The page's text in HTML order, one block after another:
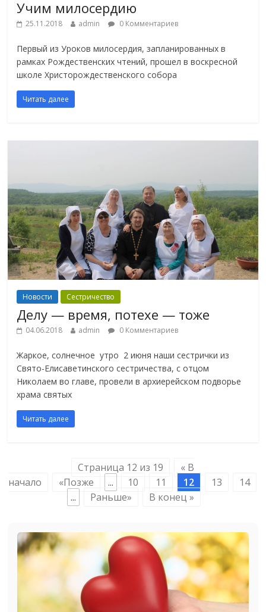
Учим милосердию
25.11.2018 admin 0 Комментариев
Первый из Уроков милосердия, запланированных в
рамках Рождественских чтений, прошел в воскресной
школе Христорождественского собора
Читать далее
Новости Сестричество
Делу — время, потехе — тоже
04.06.2018 admin 0 Комментариев
Жаркое, солнечное утро 2 июня наши сестрички из
Свято-Елисаветинского сестричества, с отцом
Николаем во главе, провели в архиерейском подворье
храма святых
Читать далее
Страница 12 из 19
« В
начало
«Позже ... 10 11 12 13
14
...
Раньше» В конец »